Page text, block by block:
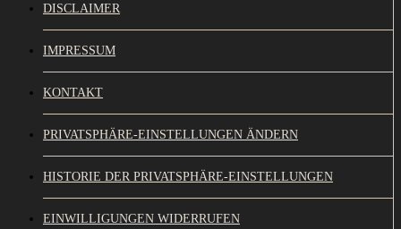
DISCLAIMER
IMPRESSUM
KONTAKT
PRIVATSPHÄRE-EINSTELLUNGEN ÄNDERN
HISTORIE DER PRIVATSPHÄRE-EINSTELLUNGEN
EINWILLIGUNGEN WIDERRUFEN